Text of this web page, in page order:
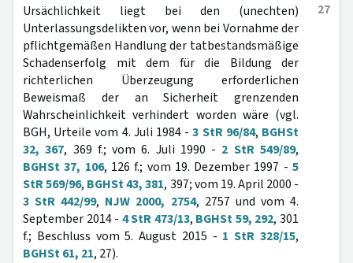
27
Ursächlichkeit liegt bei den (unechten)
Unterlassungsdelikten vor, wenn bei Vornahme der
pflichtgemäßen Handlung der tatbestandsmäßige
Schadenserfolg mit dem für die Bildung der
richterlichen Überzeugung erforderlichen
Beweismaß der an Sicherheit grenzenden
Wahrscheinlichkeit verhindert worden wäre (vgl.
BGH, Urteile vom 4. Juli 1984 -3 StR 96/84, BGHSt
32, 367, 369 f.; vom 6. Juli 1990 - 2 StR 549/89,
BGHSt 37, 106, 126 f.; vom 19. Dezember 1997 -5
StR 569/96, BGHSt 43, 381, 397; vom 19. April 2000 -
3 StR 442/99, NJW 2000, 2754, 2757 und vom 4.
September 2014 - 4 StR 473/13, BGHSt 59, 292, 301
f.; Beschluss vom 5. August 2015 - 1 StR 328/15,
BGHSt 61, 21, 27).